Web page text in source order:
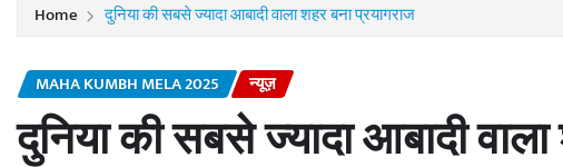
Home दुनिया की सबसे ज्यादा आबादी वाला शहर बना प्रयागराज
MAHA KUMBH MELA 2025 न्यूज़
दुनिया की सबसे ज्यादा आबादी